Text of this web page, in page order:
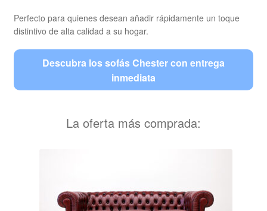
Perfecto para quienes desean añadir rápidamente un toque
distintivo de alta calidad a su hogar.
Descubra los sofás Chester con entrega
inmediata
La oferta más comprada: